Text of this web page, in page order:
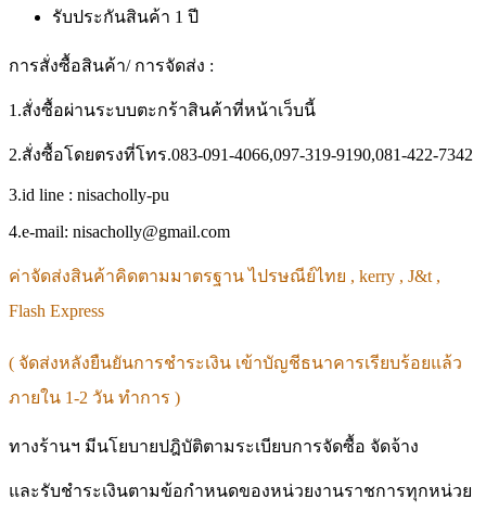
รับประกันสินค้า 1 ปี
การสั่งซื้อสินค้า/ การจัดส่ง :
1.สั่งซื้อผ่านระบบตะกร้าสินค้าที่หน้าเว็บนี้
2.สั่งซื้อโดยตรงที่โทร.083-091-4066,097-319-9190,081-422-7342
3.id line : nisacholly-pu
4.e-mail: nisacholly@gmail.com
ค่าจัดส่งสินค้าคิดตามมาตรฐาน ไปรษณีย์ไทย , kerry , J&t ,
Flash Express
( จัดส่งหลังยืนยันการชำระเงิน เข้าบัญชีธนาคารเรียบร้อยแล้ว
ภายใน 1-2 วัน ทำการ )
ทางร้านฯ มีนโยบายปฎิบัติตามระเบียบการจัดซื้อ จัดจ้าง
และรับชำระเงินตามข้อกำหนดของหน่วยงานราชการทุกหน่วย